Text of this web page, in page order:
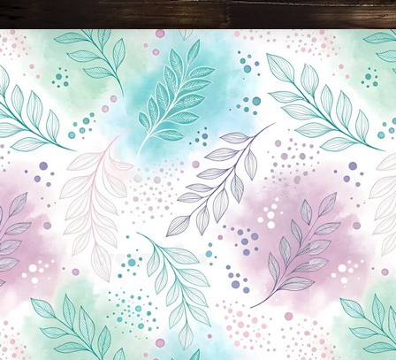
Новини Чернігова, Чернігівські новини, Чернігівський формат, новини Чернігова, події в Чернігові: політика, економіка, аналітика, культура, відеоновини, екологія, спортивний Чернігів, туризм, Чернігів